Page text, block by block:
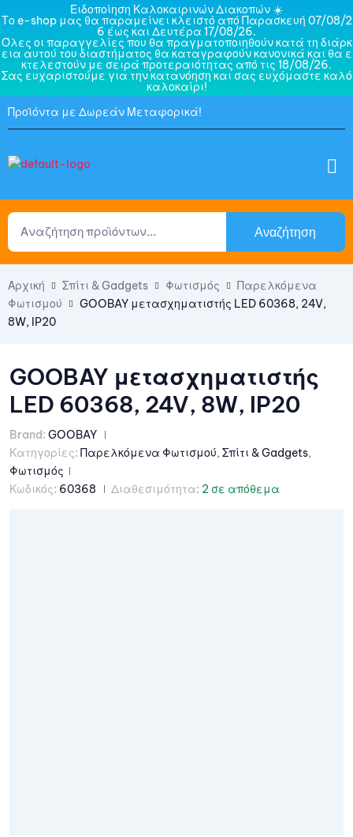
Ειδοποίηση Καλοκαιρινών Διακοπών ☀️
Το e-shop μας θα παραμείνει κλειστό από Παρασκευή 07/08/2
6 έως και Δευτέρα 17/08/26.
Όλες οι παραγγελίες που θα πραγματοποιηθούν κατά τη διάρκ
εια αυτού του διαστήματος θα καταγραφούν κανονικά και θα ε
κτελεστούν με σειρά προτεραιότητας από τις 18/08/26.
Σας ευχαριστούμε για την κατανόηση και σας ευχόμαστε καλό
καλοκαίρι!
Προϊόντα με Δωρεάν Μεταφορικά!
Αναζήτηση
Αρχική Σπίτι & Gadgets Φωτισμός
Παρελκόμενα
Φωτισμού
GOOBAY μετασχηματιστής LED 60368, 24V,
8W, IP20
GOOBAY μετασχηματιστής
LED 60368, 24V, 8W, IP20
Brand: GOOBAY
Κατηγορίες: Παρελκόμενα Φωτισμού, Σπίτι & Gadgets,
Φωτισμός
Κωδικός: 60368 Διαθεσιμότητα: 2 σε απόθεμα